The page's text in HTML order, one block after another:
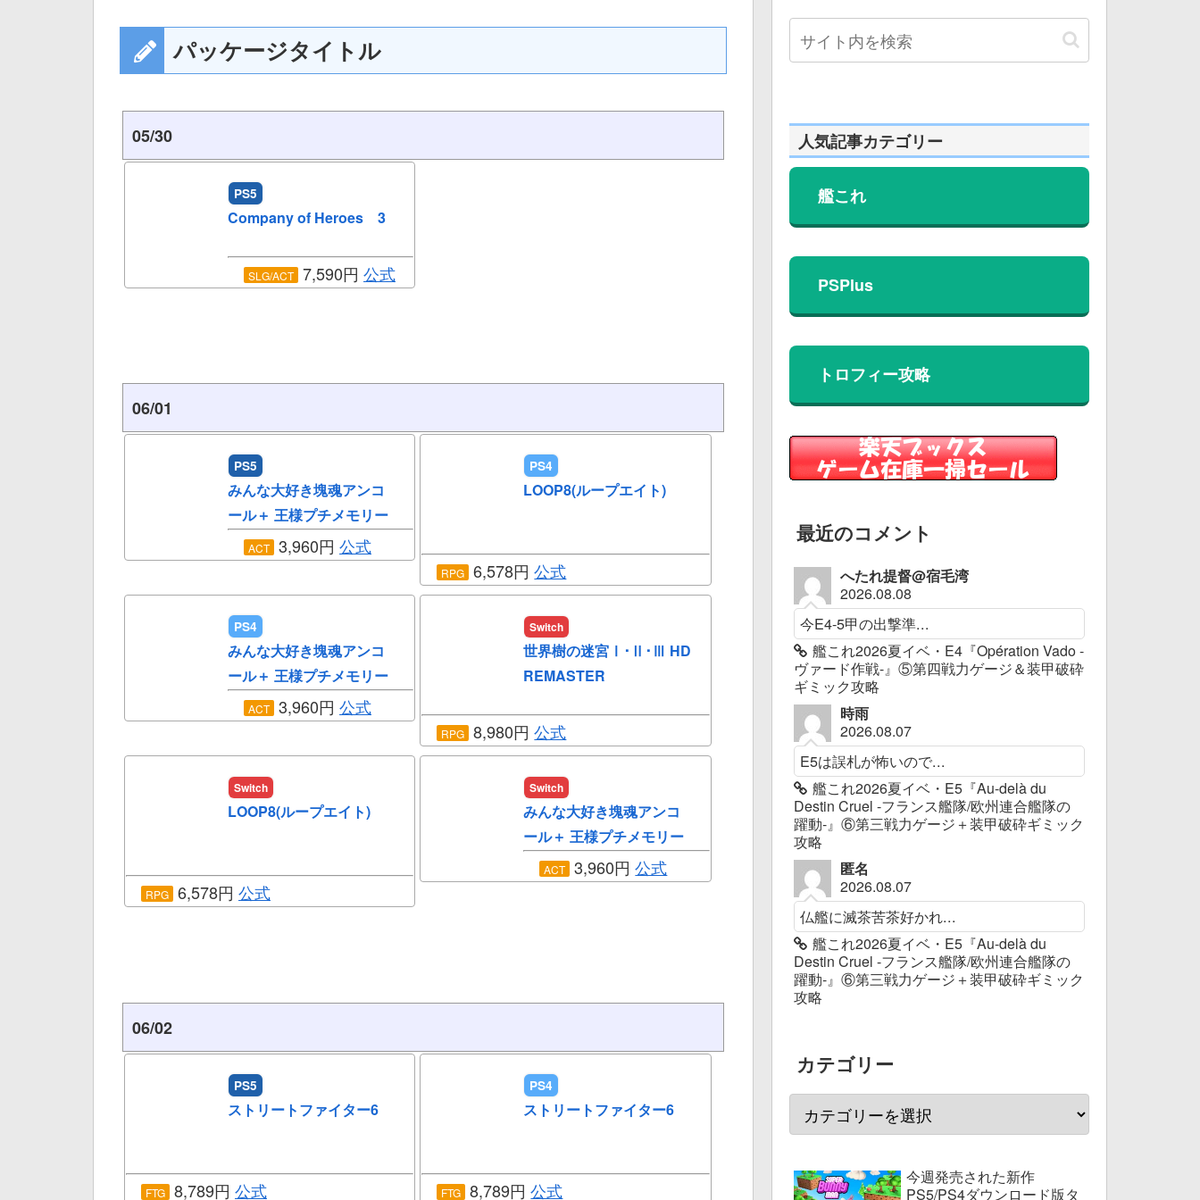
パッケージタイトル
05/30
PS5
Company of Heroes 3
SLG/ACT 7,590円 公式
06/01
PS5
みんな大好き塊魂アンコ
ール＋ 王様プチメモリー
ACT 3,960円 公式
PS4
LOOP8(ループエイト)
RPG 6,578円公式
PS4
みんな大好き塊魂アンコ
ール＋ 王様プチメモリー
ACT 3,960円 公式
Switch
世界樹の迷宮Ⅰ･Ⅱ･Ⅲ HD
REMASTER
RPG 8,980円公式
Switch
LOOP8(ループエイト)
RPG 6,578円 公式
Switch
みんな大好き塊魂アンコ
ール＋ 王様プチメモリー
ACT 3,960円公式
06/02
PS5
ストリートファイター6
FTG 8,789円 公式
PS4
ストリートファイター6
FTG 8,789円公式
人気記事カテゴリー
艦これ
PSPlus
トロフィー攻略
最近のコメント
へたれ提督@宿毛湾
2026.08.08
今E4-5甲の出撃準...
艦これ2026夏イベ・E4『Opération Vado -
ヴァード作戦-』⑤第四戦力ゲージ＆装甲破砕
ギミック攻略
時雨
2026.08.07
E5は誤札が怖いので...
艦これ2026夏イベ・E5『Au-delà du
Destin Cruel -フランス艦隊/欧州連合艦隊の
躍動-』⑥第三戦力ゲージ＋装甲破砕ギミック
攻略
匿名
2026.08.07
仏艦に滅茶苦茶好かれ...
艦これ2026夏イベ・E5『Au-delà du
Destin Cruel -フランス艦隊/欧州連合艦隊の
躍動-』⑥第三戦力ゲージ＋装甲破砕ギミック
攻略
カテゴリー
今週発売された新作
PS5/PS4ダウンロード版タ